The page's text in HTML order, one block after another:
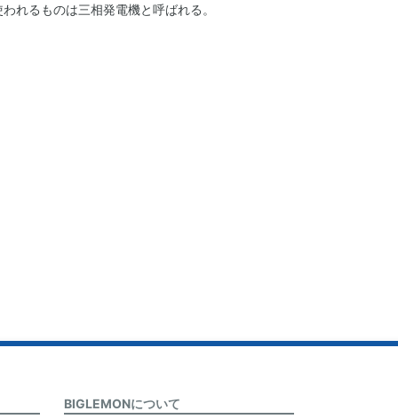
れるものは三相発電機と呼ばれる。
BIGLEMONについて